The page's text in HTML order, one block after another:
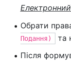
Обрати
Подання)
та
Після